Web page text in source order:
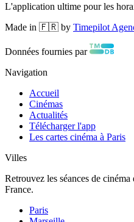
L'application ultime pour les
Made in 🇫🇷 by Timepilot
Données fournies par
Navigation
Accueil
Cinémas
Actualités
Télécharger l'app
Les cartes cinéma à Paris
Villes
Retrouvez les séances de
France.
Paris